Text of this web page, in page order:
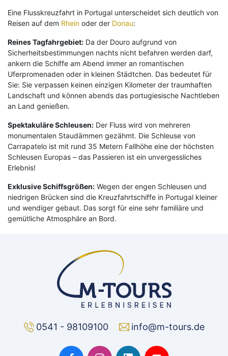
Eine Flusskreuzfahrt in Portugal unterscheidet sich deutlich von
Reisen auf dem Rhein oder der Donau:
Reines Tagfahrgebiet: Da der Douro aufgrund von
Sicherheitsbestimmungen nachts nicht befahren werden darf,
ankern die Schiffe am Abend immer an romantischen
Uferpromenaden oder in kleinen Städtchen. Das bedeutet für
Sie: Sie verpassen keinen einzigen Kilometer der traumhaften
Landschaft und können abends das portugiesische Nachtleben
an Land genießen.
Spektakuläre Schleusen: Der Fluss wird von mehreren
monumentalen Staudämmen gezähmt. Die Schleuse von
Carrapatelo ist mit rund 35 Metern Fallhöhe eine der höchsten
Schleusen Europas – das Passieren ist ein unvergessliches
Erlebnis!
Exklusive Schiffsgrößen: Wegen der engen Schleusen und
niedrigen Brücken sind die Kreuzfahrtschiffe in Portugal kleiner
und wendiger gebaut. Das sorgt für eine sehr familiäre und
gemütliche Atmosphäre an Bord.
0541 - 98109100 info@m-tours.de